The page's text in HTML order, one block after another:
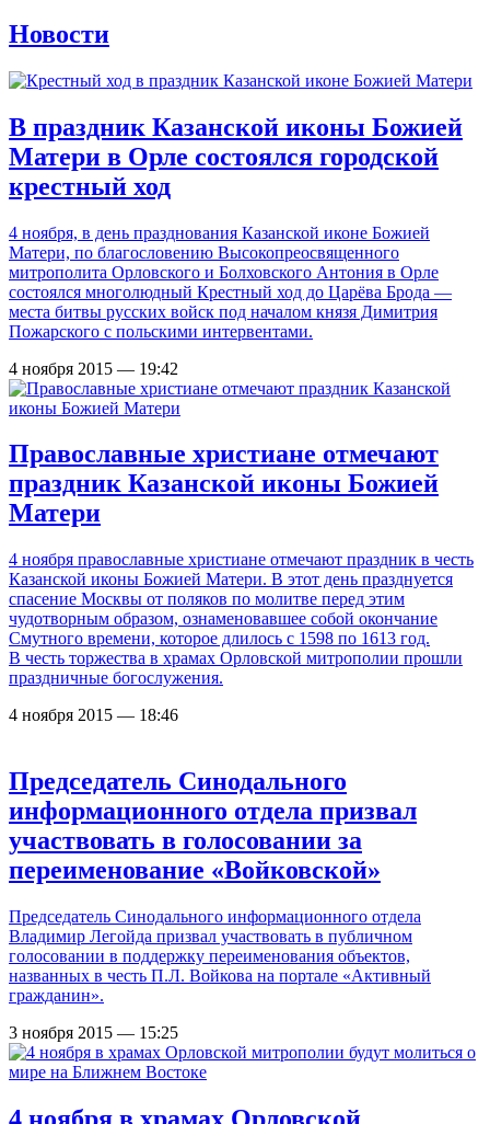
Новости
В праздник Казанской иконы Божией
Матери в Орле состоялся городской
крестный ход
4 ноября, в день празднования Казанской иконе Божией
Матери, по благословению Высокопреосвященного
митрополита Орловского и Болховского Антония в Орле
состоялся многолюдный Крестный ход до Царёва Брода —
места битвы русских войск под началом князя Димитрия
Пожарского с польскими интервентами.
4 ноября 2015 — 19:42
Православные христиане отмечают
праздник Казанской иконы Божией
Матери
4 ноября православные христиане отмечают праздник в честь
Казанской иконы Божией Матери. В этот день празднуется
спасение Москвы от поляков по молитве перед этим
чудотворным образом, ознаменовавшее собой окончание
Смутного времени, которое длилось с 1598 по 1613 год.
В честь торжества в храмах Орловской митрополии прошли
праздничные богослужения.
4 ноября 2015 — 18:46
Председатель Синодального
информационного отдела призвал
участвовать в голосовании за
переименование «Войковской»
Председатель Синодального информационного отдела
Владимир Легойда призвал участвовать в публичном
голосовании в поддержку переименования объектов,
названных в честь П.Л. Войкова на портале «Активный
гражданин».
3 ноября 2015 — 15:25